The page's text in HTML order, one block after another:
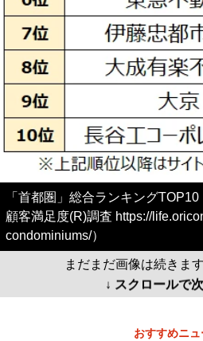
「首都圏」総合ランキング
顧客満足度(R)調査 https://
condominiums/）
まだまだ画像は続きま
↓ スクロールで
おすすめニュ